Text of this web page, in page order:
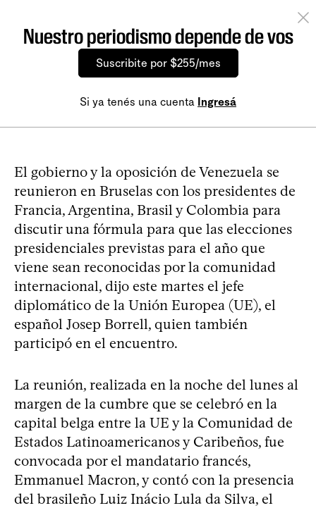
Nuestro periodismo depende de vos
Suscribite por $255/mes
Si ya tenés una cuenta Ingresá
El gobierno y la oposición de Venezuela se
reunieron en Bruselas con los presidentes de
Francia, Argentina, Brasil y Colombia para
discutir una fórmula para que las elecciones
presidenciales previstas para el año que
viene sean reconocidas por la comunidad
internacional, dijo este martes el jefe
diplomático de la Unión Europea (UE), el
español Josep Borrell, quien también
participó en el encuentro.
La reunión, realizada en la noche del lunes al
margen de la cumbre que se celebró en la
capital belga entre la UE y la Comunidad de
Estados Latinoamericanos y Caribeños, fue
convocada por el mandatario francés,
Emmanuel Macron, y contó con la presencia
del brasileño Luiz Inácio Lula da Silva, el